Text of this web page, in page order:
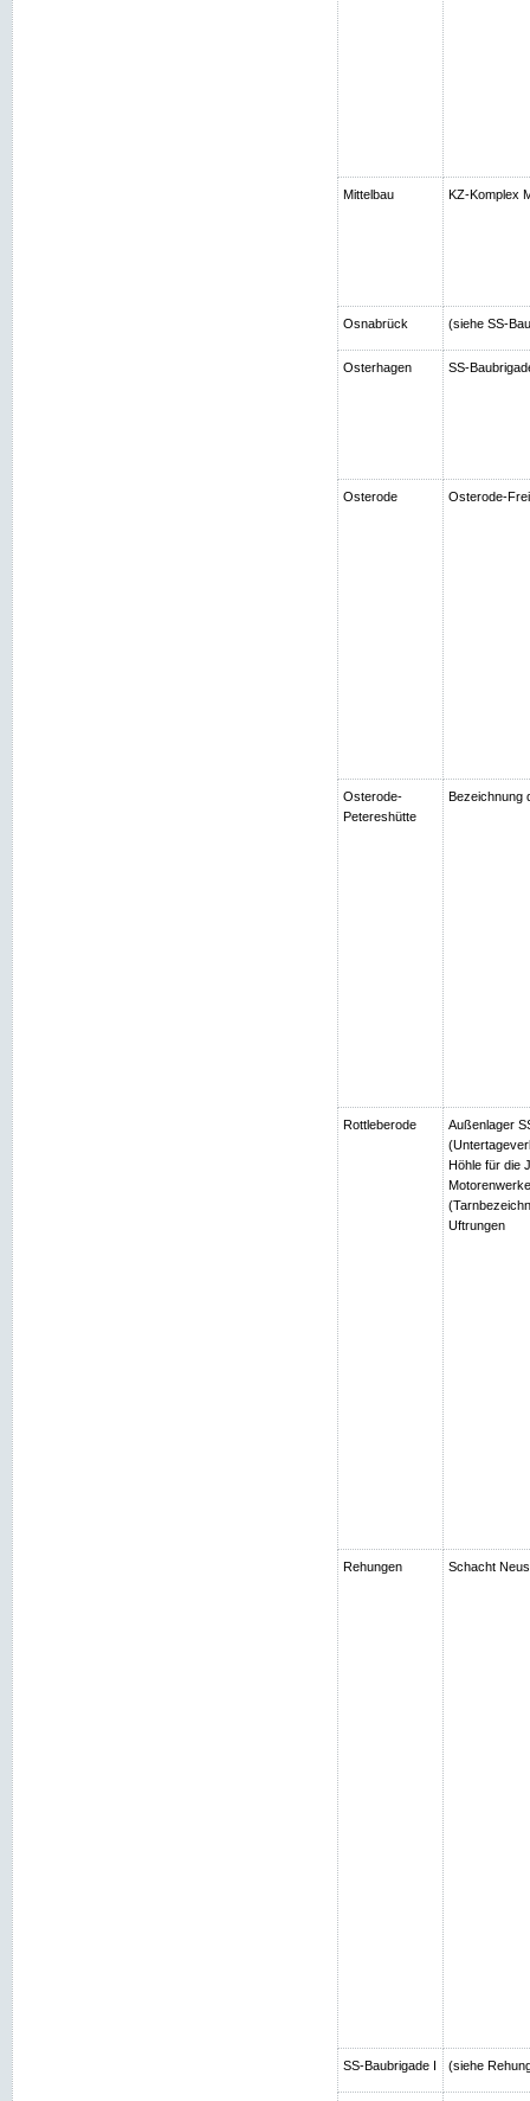
Mittelbau KZ-Komplex
Osnabrück (siehe SS-
Osterhagen SS-
Osterode Osterode-
Osterode-
Petereshütte
Bezeichnung
Rottleberode
Außenlager
Höhle für die
Uftrungen
Rehungen Schacht
SS-Baubrigade I (siehe